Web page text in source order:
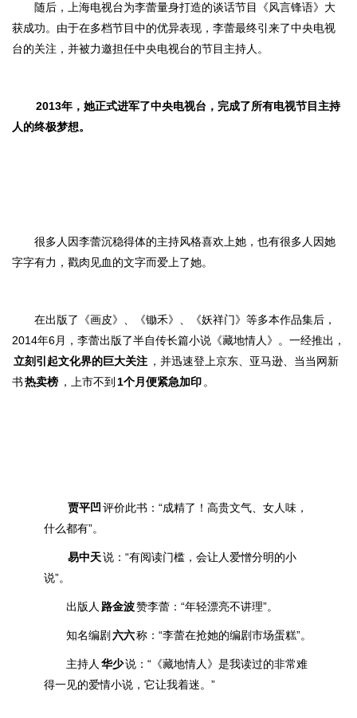
随后，上海电视台为李蕾量身打造的谈话节目《风言锋语》大
获成功。 由于在多档节目中的优异表现，李蕾最终引来了中央电视
台的关注，并被力邀担任中央电视台的节目主持人。
2013年，她正式进军了中央电视台，完成了所有电视节目主持
人的终极梦想。
很多人因李蕾沉稳得体的主持风格喜欢上她，也有很多人因她
字字有力，戳肉见血的文字而爱上了她。
在出版了《画皮》、《锄禾》、《妖祥门》等多本作品集后，
2014年6月，李蕾出版了半自传长篇小说《藏地情人》。一经推出，
立刻引起文化界的巨大关注 ，并迅速登上京东、亚马逊、当当网新
书热卖榜 ，上市不到 1个月便紧急加印 。
贾平凹 评价此书 ：“成精了！高贵文气、女人味，
什么都有”。
易中天说 ：“有阅读门槛，会让人爱憎分明的小
说”。
出版人 路金波赞李蕾：“年轻漂亮不讲理”。
知名编剧 六六称：“李蕾在抢她的编剧市场蛋糕”。
主持人 华少说：“ 《藏地情人》是我读过的非常难
得一见的爱情小说，它让我着迷。”